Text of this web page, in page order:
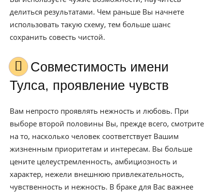
делиться результатами. Чем раньше Вы начнете
использовать такую схему, тем больше шанс
сохранить совесть чистой.
Совместимость имени
Тулса, проявление чувств
Вам непросто проявлять нежность и любовь. При
выборе второй половины Вы, прежде всего, смотрите
на то, насколько человек соответствует Вашим
жизненным приоритетам и интересам. Вы больше
цените целеустремленность, амбициозность и
характер, нежели внешнюю привлекательность,
чувственность и нежность. В браке для Вас важнее